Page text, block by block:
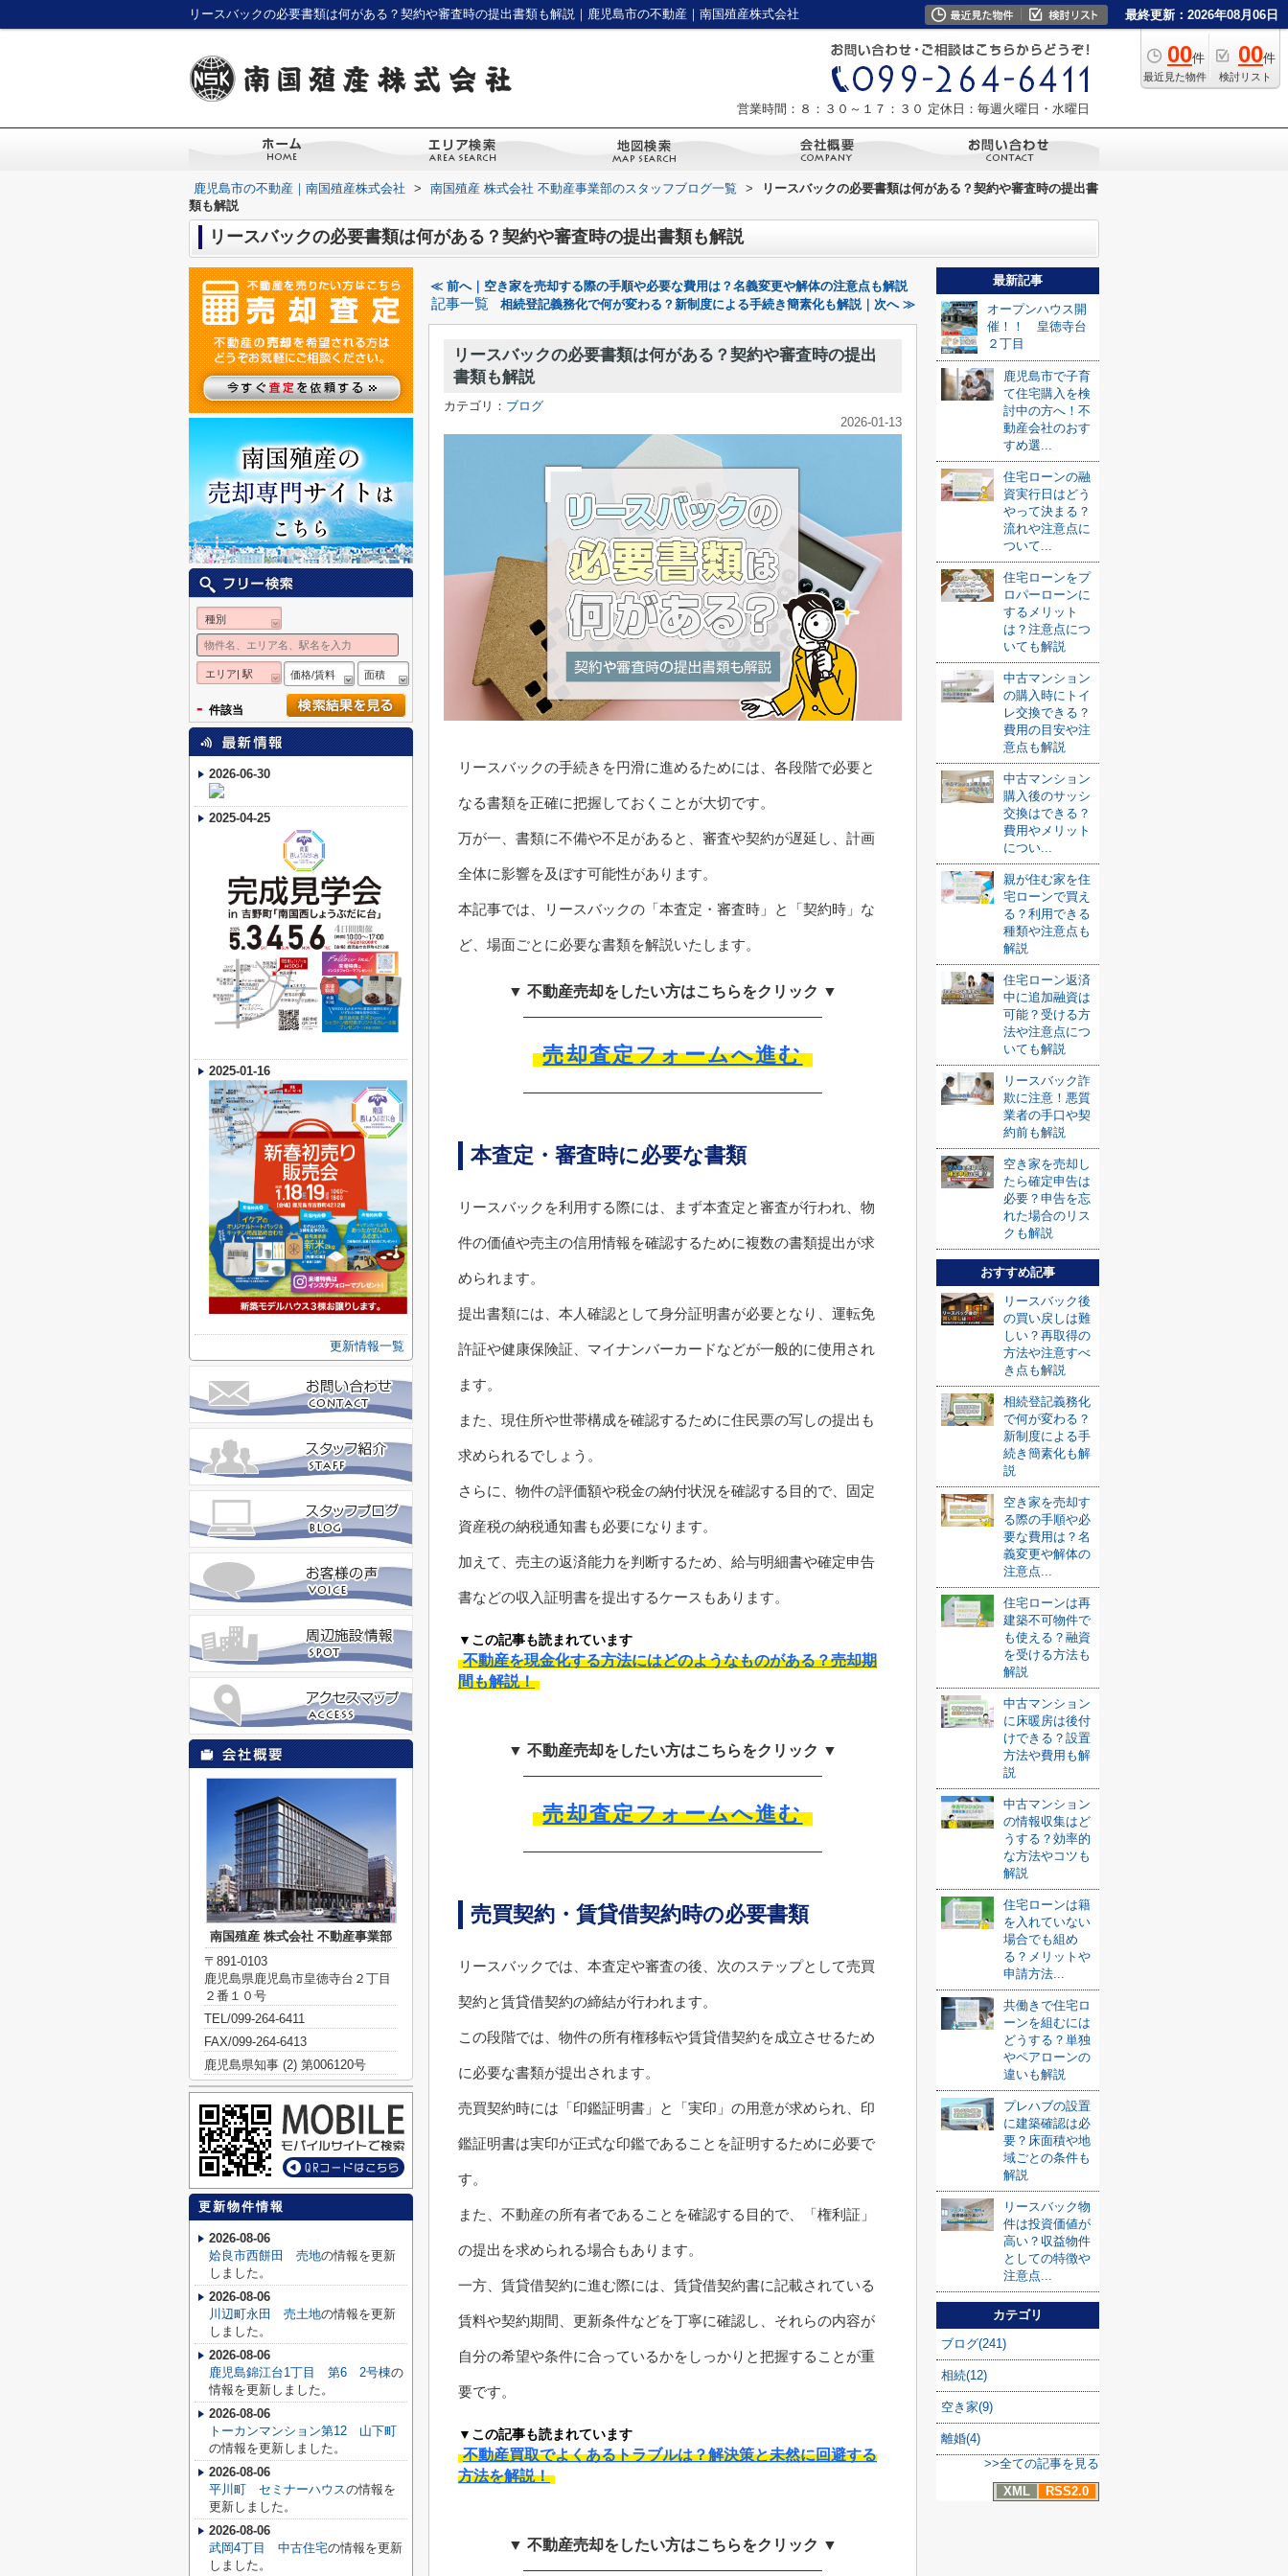
リースバックの必要書類は何がある？契約や審査時の提出書類も解説｜鹿児島市の不動産｜南国殖産株式会社 最終更新：2026年08月06日
00件
最近見た物件
00件
検討リスト
営業時間：８：３０～１７：３０ 定休日：毎週火曜日・水曜日
鹿児島市の不動産｜南国殖産株式会社 > 南国殖産 株式会社 不動産事業部のスタッフブログ一覧 >
リースバックの必要書類は何がある？契約や審査時の提出書
類も解説
リースバックの必要書類は何がある？契約や審査時の提出書類も解説
≪ 前へ｜空き家を売却する際の手順や必要な費用は？名義変更や解体の注意点も解説
記事一覧 相続登記義務化で何が変わる？新制度による手続き簡素化も解説｜次へ ≫
リースバックの必要書類は何がある？契約や審査時の提出
書類も解説
カテゴリ： ブログ
2026-01-13
リースバックの手続きを円滑に進めるためには、各段階で必要と
なる書類を正確に把握しておくことが大切です。
万が一、書類に不備や不足があると、審査や契約が遅延し、計画
全体に影響を及ぼす可能性があります。
本記事では、リースバックの「本査定・審査時」と「契約時」な
ど、場面ごとに必要な書類を解説いたします。
▼ 不動産売却をしたい方はこちらをクリック ▼
売却査定フォームへ進む
本査定・審査時に必要な書類
リースバックを利用する際には、まず本査定と審査が行われ、物
件の価値や売主の信用情報を確認するために複数の書類提出が求
められます。
提出書類には、本人確認として身分証明書が必要となり、運転免
許証や健康保険証、マイナンバーカードなどが一般的に使用され
ます。
また、現住所や世帯構成を確認するために住民票の写しの提出も
求められるでしょう。
さらに、物件の評価額や税金の納付状況を確認する目的で、固定
資産税の納税通知書も必要になります。
加えて、売主の返済能力を判断するため、給与明細書や確定申告
書などの収入証明書を提出するケースもあります。
▼この記事も読まれています
不動産を現金化する方法にはどのようなものがある？売却期
間も解説！
▼ 不動産売却をしたい方はこちらをクリック ▼
売却査定フォームへ進む
売買契約・賃貸借契約時の必要書類
リースバックでは、本査定や審査の後、次のステップとして売買
契約と賃貸借契約の締結が行われます。
この段階では、物件の所有権移転や賃貸借契約を成立させるため
に必要な書類が提出されます。
売買契約時には「印鑑証明書」と「実印」の用意が求められ、印
鑑証明書は実印が正式な印鑑であることを証明するために必要で
す。
また、不動産の所有者であることを確認する目的で、「権利証」
の提出を求められる場合もあります。
一方、賃貸借契約に進む際には、賃貸借契約書に記載されている
賃料や契約期間、更新条件などを丁寧に確認し、それらの内容が
自分の希望や条件に合っているかをしっかりと把握することが重
要です。
▼この記事も読まれています
不動産買取でよくあるトラブルは？解決策と未然に回避する
方法を解説！
▼ 不動産売却をしたい方はこちらをクリック ▼
最新記事
オープンハウス開
催！！ 皇徳寺台
２丁目
鹿児島市で子育
て住宅購入を検
討中の方へ！不
動産会社のおす
すめ選...
住宅ローンの融
資実行日はどう
やって決まる？
流れや注意点に
ついて...
住宅ローンをプ
ロパーローンに
するメリット
は？注意点につ
いても解説
中古マンション
の購入時にトイ
レ交換できる？
費用の目安や注
意点も解説
中古マンション
購入後のサッシ
交換はできる？
費用やメリット
につい...
親が住む家を住
宅ローンで買え
る？利用できる
種類や注意点も
解説
住宅ローン返済
中に追加融資は
可能？受ける方
法や注意点につ
いても解説
リースバック詐
欺に注意！悪質
業者の手口や契
約前も解説
空き家を売却し
たら確定申告は
必要？申告を忘
れた場合のリス
クも解説
おすすめ記事
リースバック後
の買い戻しは難
しい？再取得の
方法や注意すべ
き点も解説
相続登記義務化
で何が変わる？
新制度による手
続き簡素化も解
説
空き家を売却す
る際の手順や必
要な費用は？名
義変更や解体の
注意点...
住宅ローンは再
建築不可物件で
も使える？融資
を受ける方法も
解説
中古マンション
に床暖房は後付
けできる？設置
方法や費用も解
説
中古マンション
の情報収集はど
うする？効率的
な方法やコツも
解説
住宅ローンは籍
を入れていない
場合でも組め
る？メリットや
申請方法...
共働きで住宅ロ
ーンを組むには
どうする？単独
やペアローンの
違いも解説
プレハブの設置
に建築確認は必
要？床面積や地
域ごとの条件も
解説
リースバック物
件は投資価値が
高い？収益物件
としての特徴や
注意点...
カテゴリ
ブログ(241)
相続(12)
空き家(9)
離婚(4)
>>全ての記事を見る
XML
RSS2.0
種別
エリア| 駅 価格/賃料 面積
- 件該当
2026-06-30
2025-04-25
2025-01-16
更新情報一覧
南国殖産 株式会社 不動産事業部
〒891-0103
鹿児島県鹿児島市皇徳寺台２丁目
２番１０号
TEL/099-264-6411
FAX/099-264-6413
鹿児島県知事 (2) 第006120号
更新物件情報
2026-08-06
姶良市西餅田 売地の情報を更新
しました。
2026-08-06
川辺町永田 売土地の情報を更新
しました。
2026-08-06
鹿児島錦江台1丁目 第6 2号棟の
情報を更新しました。
2026-08-06
トーカンマンション第12 山下町
の情報を更新しました。
2026-08-06
平川町 セミナーハウスの情報を
更新しました。
2026-08-06
武岡4丁目 中古住宅の情報を更新
しました。